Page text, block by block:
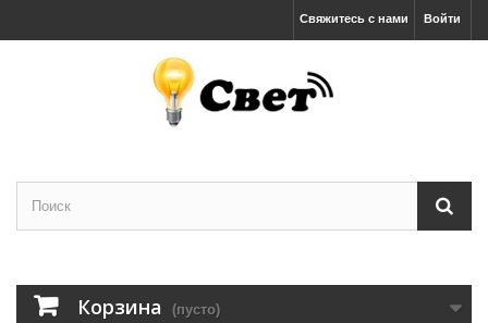
Войти
Свяжитесь с нами
Корзина (пусто)